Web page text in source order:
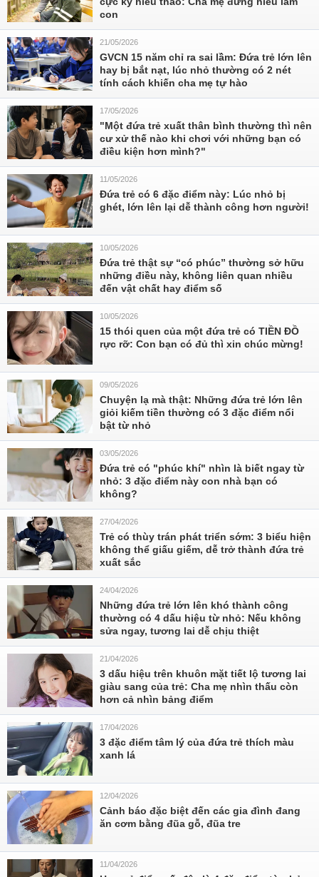
con
21/05/2026
GVCN 15 năm chỉ ra sai lầm: Đứa trẻ lớn lên
hay bị bắt nạt, lúc nhỏ thường có 2 nét
tính cách khiến cha mẹ tự hào
17/05/2026
"Một đứa trẻ xuất thân bình thường thì nên
cư xử thế nào khi chơi với những bạn có
điều kiện hơn mình?"
11/05/2026
Đứa trẻ có 6 đặc điểm này: Lúc nhỏ bị
ghét, lớn lên lại dễ thành công hơn người!
10/05/2026
Đứa trẻ thật sự “có phúc” thường sở hữu
những điều này, không liên quan nhiều
đến vật chất hay điểm số
10/05/2026
15 thói quen của một đứa trẻ có TIỀN ĐỒ
rực rỡ: Con bạn có đủ thì xin chúc mừng!
09/05/2026
Chuyện lạ mà thật: Những đứa trẻ lớn lên
giỏi kiếm tiền thường có 3 đặc điểm nổi
bật từ nhỏ
03/05/2026
Đứa trẻ có "phúc khí" nhìn là biết ngay từ
nhỏ: 3 đặc điểm này con nhà bạn có
không?
27/04/2026
Trẻ có thùy trán phát triển sớm: 3 biểu hiện
không thể giấu giếm, dễ trở thành đứa trẻ
xuất sắc
24/04/2026
Những đứa trẻ lớn lên khó thành công
thường có 4 dấu hiệu từ nhỏ: Nếu không
sửa ngay, tương lai dễ chịu thiệt
21/04/2026
3 dấu hiệu trên khuôn mặt tiết lộ tương lai
giàu sang của trẻ: Cha mẹ nhìn thấu còn
hơn cả nhìn bảng điểm
17/04/2026
3 đặc điểm tâm lý của đứa trẻ thích màu
xanh lá
12/04/2026
Cảnh báo đặc biệt đến các gia đình đang
ăn cơm bằng đũa gỗ, đũa tre
11/04/2026